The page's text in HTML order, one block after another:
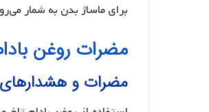
برای ماساژ بدن به شمار
مضرات روغن
مضرات و هشدارهای